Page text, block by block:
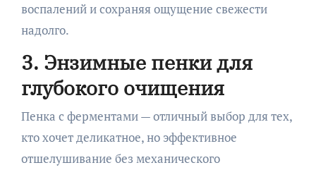
воспалений и сохраняя ощущение свежести
надолго.
3. Энзимные пенки для
глубокого очищения
Пенка с ферментами — отличный выбор для тех,
кто хочет деликатное, но эффективное
отшелушивание без механического